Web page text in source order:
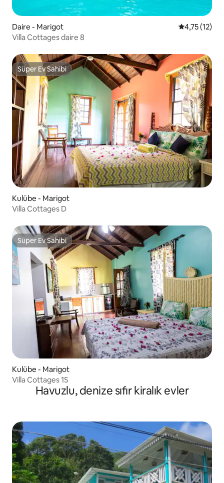
Daire - Marigot 5 üzerinden
4,75 (12)
Villa Cottages daire 8
Süper Ev Sahibi
Süper Ev Sahibi
Kulübe - Marigot
Villa Cottages D
Süper Ev Sahibi
Süper Ev Sahibi
Kulübe - Marigot
Villa Cottages 1S
Havuzlu, denize sıfır kiralık evler